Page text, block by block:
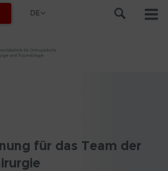
DE
für das Team der